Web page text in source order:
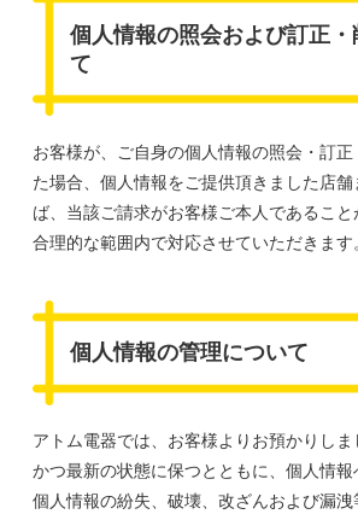
個人情報の照会および訂正
て
お客様が、ご自身の個人情報の照会・訂
た場合、個人情報をご提供頂きました店
ば、当該ご請求がお客様ご本人であること
合理的な範囲内で対応させていただきます
個人情報の管理について
アトム電器では、お客様よりお預かりし
かつ最新の状態に保つとともに、個人情報
個人情報の紛失、破壊、改ざんおよび漏洩